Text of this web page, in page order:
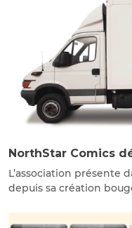
NorthStar Comics
L’association présente
depuis sa création